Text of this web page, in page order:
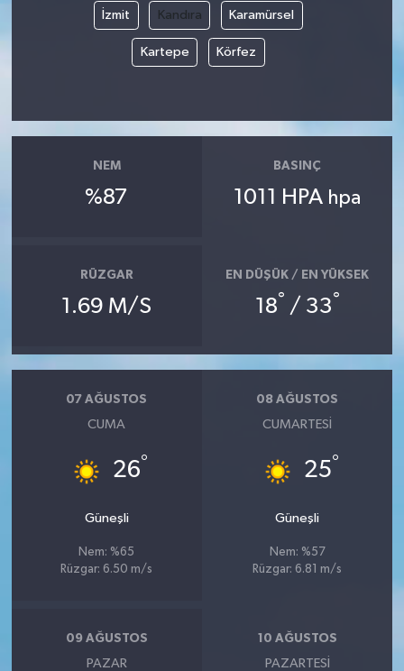
İzmit Kandıra Karamürsel
Kartepe Körfez
NEM
%87
BASINÇ
1011 HPA hpa
RÜZGAR
1.69 M/S
EN DÜŞÜK / EN YÜKSEK
18° / 33°
07 AĞUSTOS
CUMA
26°
Güneşli
Nem: %65
Rüzgar: 6.50 m/s
08 AĞUSTOS
CUMARTESI
25°
Güneşli
Nem: %57
Rüzgar: 6.81 m/s
09 AĞUSTOS
PAZAR
10 AĞUSTOS
PAZARTESI